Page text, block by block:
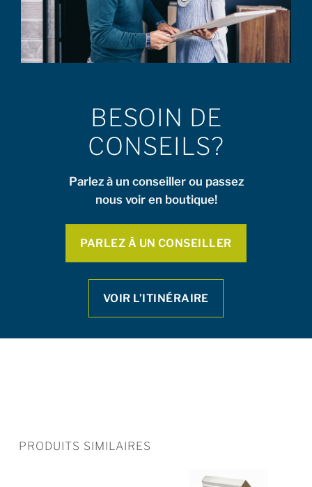
BESOIN DE
CONSEILS?
Parlez à un conseiller ou passez
nous voir en boutique!
PARLEZ À UN CONSEILLER
VOIR L’ITINÉRAIRE
PRODUITS SIMILAIRES